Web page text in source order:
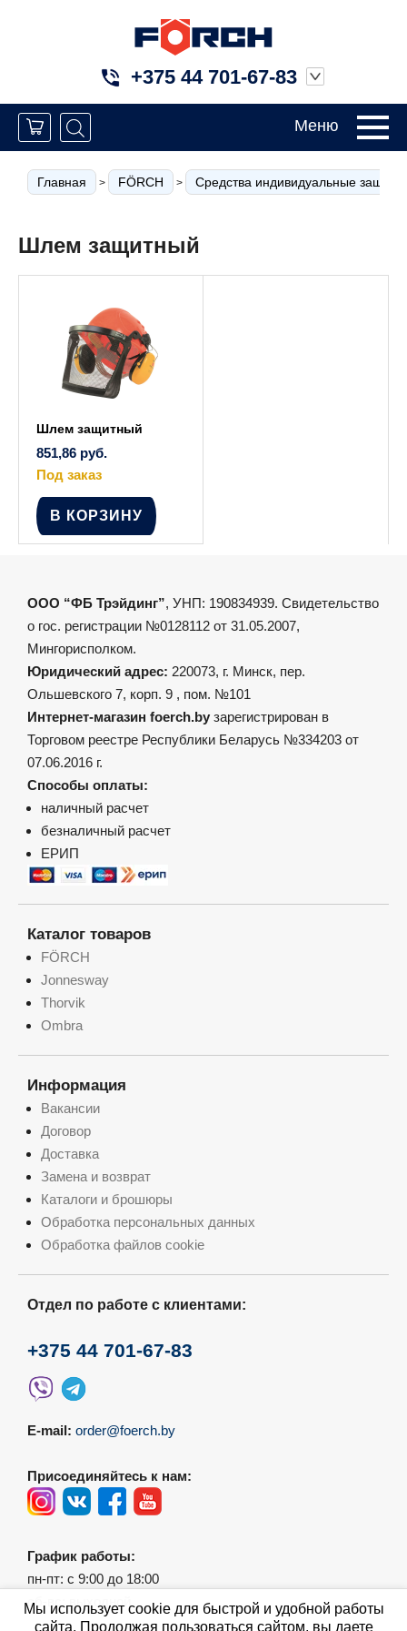
+375 44 701-67-83
Меню
Главная > FÖRCH > Средства индивидуальные защиты
Шлем защитный
Шлем защитный
851,86 руб.
Под заказ
В КОРЗИНУ
ООО “ФБ Трэйдинг”, УНП: 190834939. Свидетельство
о гос. регистрации №0128112 от 31.05.2007,
Мингорисполком.
Юридический адрес: 220073, г. Минск, пер.
Ольшевского 7, корп. 9 , пом. №101
Интернет-магазин foerch.by зарегистрирован в
Торговом реестре Республики Беларусь №334203 от
07.06.2016 г.
Способы оплаты:
наличный расчет
безналичный расчет
ЕРИП
Каталог товаров
FÖRCH
Jonnesway
Thorvik
Ombra
Информация
Вакансии
Договор
Доставка
Замена и возврат
Каталоги и брошюры
Обработка персональных данных
Обработка файлов cookie
Отдел по работе с клиентами:
+375 44 701-67-83
E-mail: order@foerch.by
Присоединяйтесь к нам:
График работы:
пн-пт: с 9:00 до 18:00
сб-вс: выходной
Мы использует cookie для быстрой и удобной работы
сайта. Продолжая пользоваться сайтом, вы даете